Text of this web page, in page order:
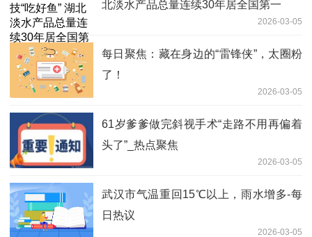
北淡水产品总量连续30年居全国第一
2026-03-05
每日聚焦：藏在身边的“雷锋侠”，太圈粉
了！
2026-03-05
61岁爹爹做完斜视手术“走路不用再偏着
头了”_热点聚焦
2026-03-05
武汉市气温重回15℃以上，雨水增多-每
日热议
2026-03-05